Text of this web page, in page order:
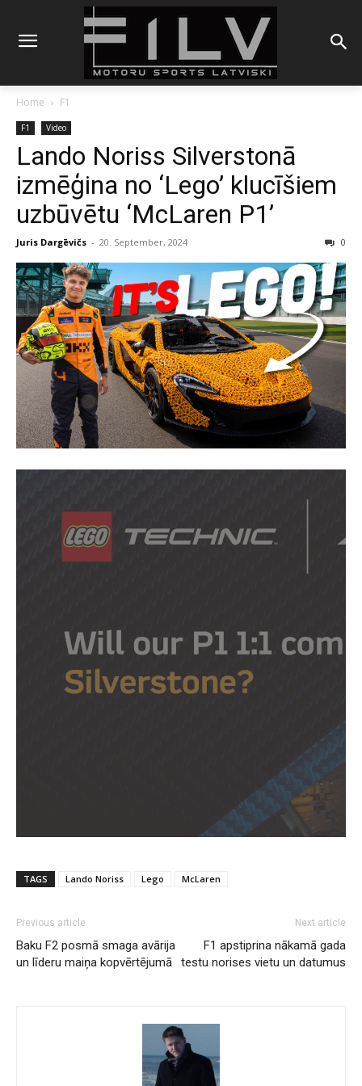
Home F1
F1 Video
Lando Noriss Silverstonā
izmēģina no ‘Lego’ klucīšiem
uzbūvētu ‘McLaren P1’
Juris Dargēvičs - 20. September, 2024 0
TAGS Lando Noriss Lego McLaren
Previous article
Baku F2 posmā smaga avārija
un līderu maiņa kopvērtējumā
Next article
F1 apstiprina nākamā gada
testu norises vietu un datumus